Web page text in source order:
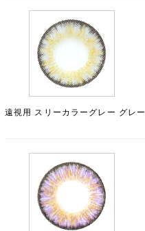
遠視用 スリーカラーグレー グレー